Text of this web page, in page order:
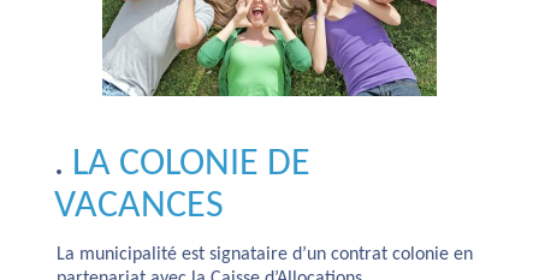
. LA COLONIE DE
VACANCES
La municipalité est signataire d’un contrat colonie en